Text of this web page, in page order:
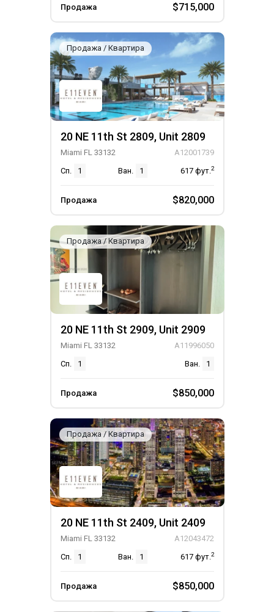
Продажа $715,000
Продажа / Квартира
20 NE 11th St 2809, Unit 2809
Miami FL 33132
A12001739
Сп.
1 Ван. 1 617 фут.2
Продажа $820,000
Продажа / Квартира
20 NE 11th St 2909, Unit 2909
Miami FL 33132
A11996050
Сп.
1 Ван. 1
Продажа $850,000
Продажа / Квартира
20 NE 11th St 2409, Unit 2409
Miami FL 33132
A12043472
Сп.
1 Ван. 1 617 фут.2
Продажа $850,000